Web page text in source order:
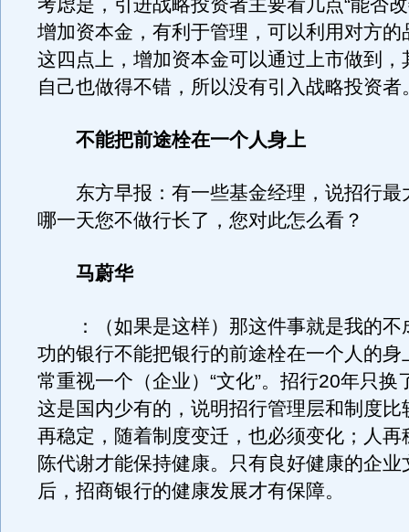
考虑是，引进战略投资者主要看几点“能否
增加资本金，有利于管理，可以利用对方的
这四点上，增加资本金可以通过上市做到，
自己也做得不错，所以没有引入战略投资者
不能把前途栓在一个人身上
东方早报：有一些基金经理，说招行最
哪一天您不做行长了，您对此怎么看？
马蔚华
：（如果是这样）那这件事就是我的不
功的银行不能把银行的前途栓在一个人的身
常重视一个（企业）“文化”。招行20年只换
这是国内少有的，说明招行管理层和制度比
再稳定，随着制度变迁，也必须变化；人再
陈代谢才能保持健康。只有良好健康的企业
后，招商银行的健康发展才有保障。